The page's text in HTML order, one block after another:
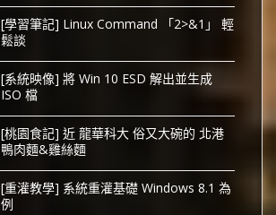
[學習筆記] Linux Command 「2>&1」 輕
鬆談
[系統映像] 將 Win 10 ESD 解出並生成
ISO 檔
[桃園食記] 近 龍華科大 俗又大碗的 北港
鴨肉麵&雞絲麵
[重灌教學] 系統重灌基礎 Windows 8.1 為
例